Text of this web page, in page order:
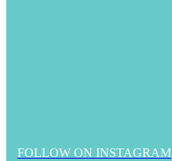
FOLLOW ON INSTAGRAM